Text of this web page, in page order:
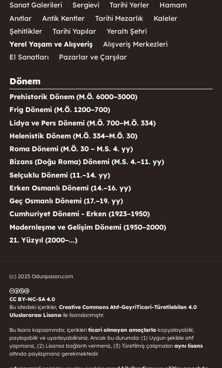
Sanat Galerileri
Sergievi Tarihi Yerler
Hamam
Anıtlar
Antik Kentler Tarihi Mezarlık
Kaleler
Şehitlikler
Tarihi Yapılar
Yeraltı Şehri
Yerel Yaşam ve Alışveriş
Alışveriş Merkezleri
El Sanatları
Pazarlar ve Çarşılar
Dönem
Prehistorik Dönem (M.Ö. 6000–3000)
Frig Dönemi (M.Ö. 1200–700)
Lidya ve Pers Dönemi (M.Ö. 700–M.Ö. 334)
Helenistik Dönem (M.Ö. 334–M.Ö. 30)
Roma Dönemi (M.Ö. 30 – M.S. 4. yy)
Bizans (Doğu Roma) Dönemi (M.S. 4.–11. yy)
Selçuklu Dönemi (11.–14. yy)
Erken Osmanlı Dönemi (14.–16. yy)
Geç Osmanlı Dönemi (17.–19. yy)
Cumhuriyet Dönemi - Erken (1923–1950)
Modernleşme ve Gelişim Dönemi (1950–2000)
21. Yüzyıl (2000–...)
(c) 2025 Odunpazarı.com
CC BY-NC-SA 4.0
Bu sitedeki içerikler, Creative Commons Atıf-GayriTicari-Türetilebilen 4.0
Uluslararası Lisansı ile lisanslanmıştır.
Bu lisans kapsamında; içerikleri ticari olmayan amaçlarlakopyalayabilir,
paylaşabilir ve uyarlayabilirsiniz. Ancak bu durumda: (1) Uygun şekilde atıf
yapmanız, (2) Lisansa bağlantı vermeniz, (3) Türetilmiş çalışmaları aynı lisans
altında paylaşmanız gerekmektedir.